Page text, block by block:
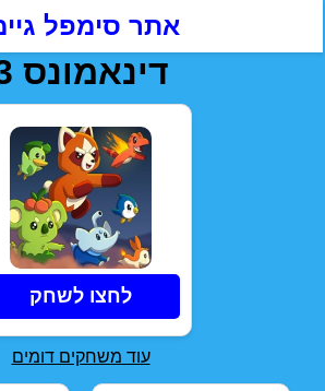
אתר סימפל
דינאמונס 3
לחצו לשחק
עוד משחקים דומים